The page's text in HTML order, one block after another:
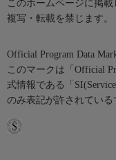
このホームページに掲
複写・転載を禁じます。
Official Program Data
このマークは「Official
式情報である「
のみ表記が許されている